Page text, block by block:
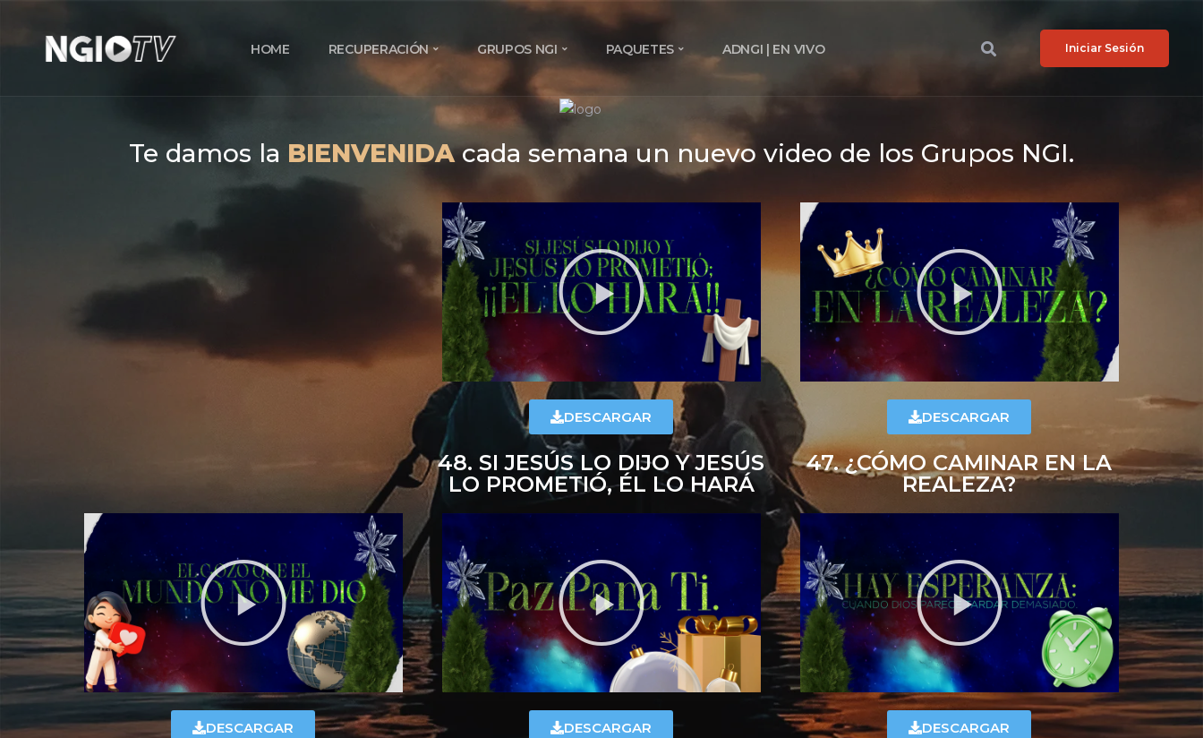
HOME RECUPERACIÓN GRUPOS NGI PAQUETES ADNGI | EN VIVO Iniciar Sesión
Te damos la BIENVENIDA cada semana un nuevo video de los Grupos NGI.
DESCARGAR
48. SI JESÚS LO DIJO Y JESÚS
LO PROMETIÓ, ÉL LO HARÁ
DESCARGAR
47. ¿CÓMO CAMINAR EN LA
REALEZA?
DESCARGAR DESCARGAR DESCARGAR